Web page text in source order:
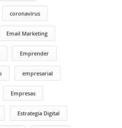
coronavirus
Email Marketing
Emprender
empresarial
Empresas
Estrategia Digital